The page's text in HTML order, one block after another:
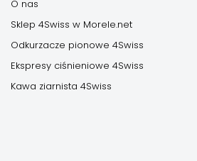
O nas
Sklep 4Swiss w Morele.net
Odkurzacze pionowe 4Swiss
Ekspresy ciśnieniowe 4Swiss
Kawa ziarnista 4Swiss